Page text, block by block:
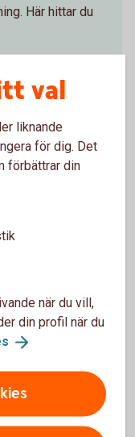
Här hittar du
val
liknande
för dig. Det
förbättrar din
när du vill,
din profil när du